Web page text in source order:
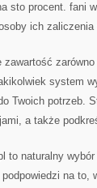
sto procent. fani
ich
zawartość
system
Twoich potrzeb.
a także
to naturalny
na to,